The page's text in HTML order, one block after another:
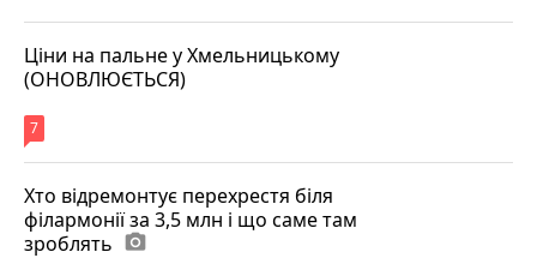
Ціни на пальне у Хмельницькому
(ОНОВЛЮЄТЬСЯ)
7
Хто відремонтує перехрестя біля
філармонії за 3,5 млн і що саме там
зроблять photo_camera